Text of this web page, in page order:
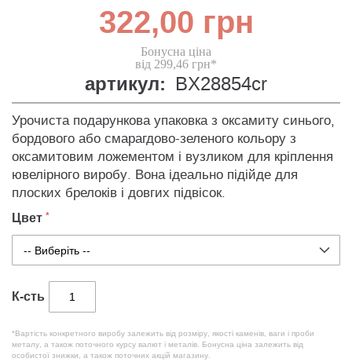
322,00 грн
Бонусна ціна
від 299,46 грн*
артикул: BX28854cr
Урочиста подарункова упаковка з оксамиту синього,
бордового або смарагдово-зеленого кольору з
оксамитовим ложементом і вузликом для кріплення
ювелірного виробу. Вона ідеально підійде для
плоских брелоків і довгих підвісок.
Цвет
К-сть
*Вартість конкретного виробу залежить від розміру, якості каменів, ваги і проби
металу, а також поточного курсу валют і металів. Бонусна ціна залежить від
особистої знижки, а також поточних акцій магазину.